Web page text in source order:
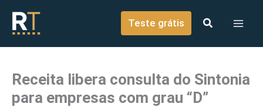
conteúdo
Teste grátis
Receita libera consulta do Sintonia
para empresas com grau “D”